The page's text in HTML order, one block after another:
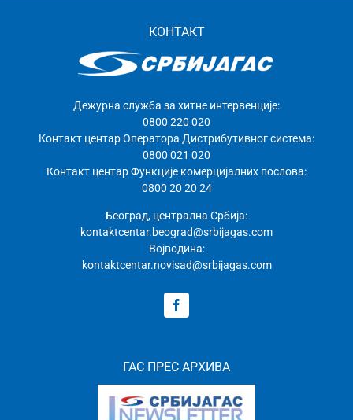
КОНТАКТ
Дежурна служба за хитне интервенције:
0800 220 020
Контакт центар Оператора Дистрибутивног система:
0800 021 020
Контакт центар Функције комерцијалних послова:
0800 20 20 24
Београд, централна Србија:
kontaktcentar.beograd@srbijagas.com
Војводина:
kontaktcentar.novisad@srbijagas.com
ГАС ПРЕС АРХИВА